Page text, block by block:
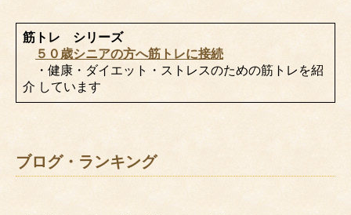
筋トレ シリーズ
５０歳シニアの方へ筋トレに接続
・健康・ダイエット・ストレスのための筋トレを紹
介 しています
ブログ・ランキング